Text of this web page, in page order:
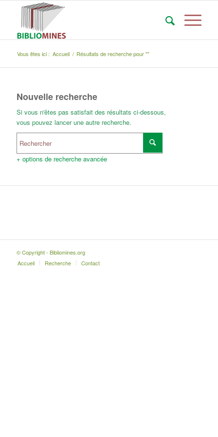
Vous êtes ici : Accueil / Résultats de recherche pour ""
Nouvelle recherche
Si vous n'êtes pas satisfait des résultats ci-dessous,
vous pouvez lancer une autre recherche.
+ options de recherche avancée
© Copyright - Bibliomines.org
Accueil
Recherche Contact